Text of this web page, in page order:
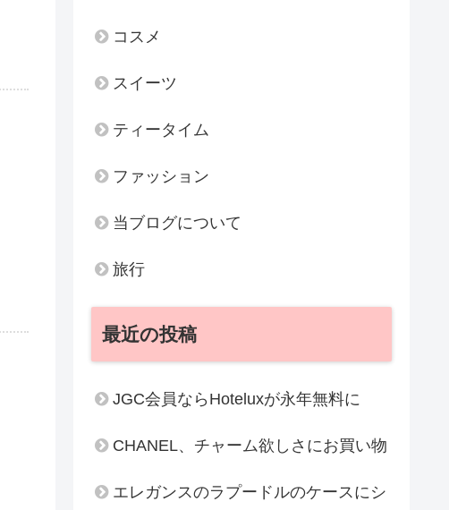
コスメ
スイーツ
ティータイム
ファッション
当ブログについて
旅行
最近の投稿
JGC会員ならHoteluxが永年無料に
CHANEL、チャーム欲しさにお買い物
エレガンスのラプードルのケースにシ